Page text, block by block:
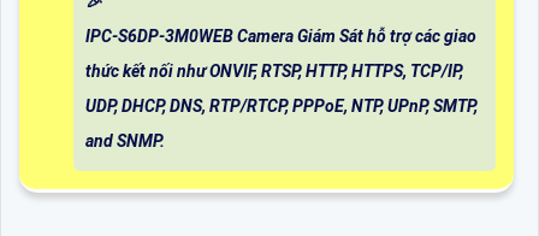
IPC-S6DP-3M0WEB Camera Giám Sát hỗ trợ các giao
thức kết nối như ONVIF, RTSP, HTTP, HTTPS, TCP/IP,
UDP, DHCP, DNS, RTP/RTCP, PPPoE, NTP, UPnP, SMTP,
and SNMP.